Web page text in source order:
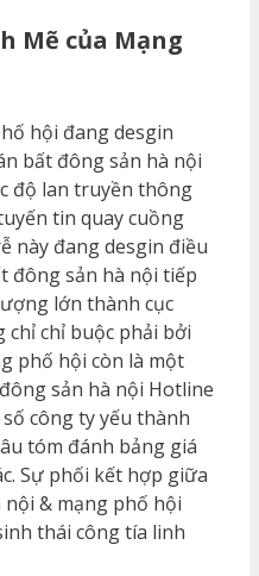
Mẽ của Mạng
hội đang desgin
bất đông sản hà nội
độ lan truyền thông
tin quay cuồng
này đang desgin điều
đông sản hà nội tiếp
lớn thành cục
chỉ chỉ buộc phải bởi
phố hội còn là một
sản hà nội Hotline
công ty yếu thành
tóm đánh bảng giá
Sự phối kết hợp giữa
& mạng phố hội
thái công tía linh